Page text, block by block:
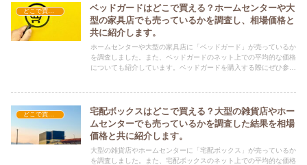
ベッドガードはどこで買える？ホームセンターや大
型の家具店でも売っているかを調査し、相場価格と
共に紹介します。
ホームセンターや大型の家具店に「ベッドガード」が売っているか
を調査しました。また、ベッドガードのネット上での平均的な価格
についても紹介しています。ベッドガードを購入する際にぜひ参考
宅配ボックスはどこで買える？大型の雑貨店やホー
ムセンターでも売っているかを調査した結果を相場
価格と共に紹介します。
大型の雑貨店やホームセンターに「宅配ボックス」が売っているか
を調査しました。また、宅配ボックスのネット上での平均的な価格